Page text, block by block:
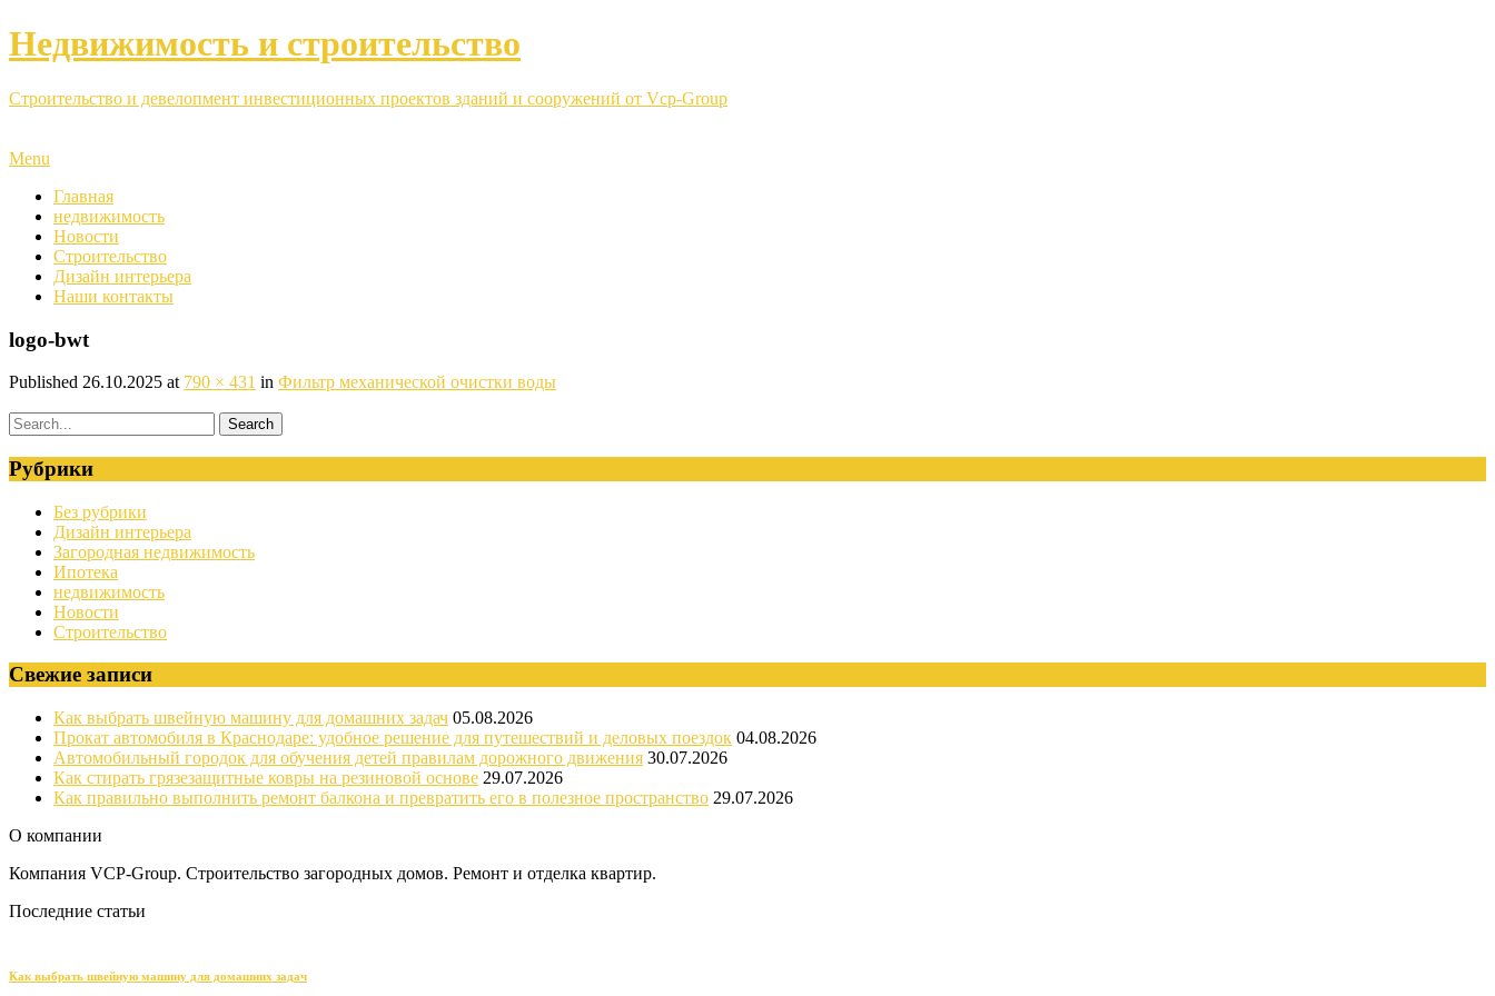
Недвижимость и строительство
Строительство и девелопмент инвестиционных проектов зданий и сооружений от Vcp-Group
Menu
Главная
недвижимость
Новости
Строительство
Дизайн интерьера
Наши контакты
logo-bwt
Published 26.10.2025 at 790 × 431 in Фильтр механической очистки воды
Рубрики
Без рубрики
Дизайн интерьера
Загородная недвижимость
Ипотека
недвижимость
Новости
Строительство
Свежие записи
Как выбрать швейную машину для домашних задач 05.08.2026
Прокат автомобиля в Краснодаре: удобное решение для путешествий и деловых поездок 04.08.2026
Автомобильный городок для обучения детей правилам дорожного движения 30.07.2026
Как стирать грязезащитные ковры на резиновой основе 29.07.2026
Как правильно выполнить ремонт балкона и превратить его в полезное пространство 29.07.2026
О компании
Компания VCP-Group. Строительство загородных домов. Ремонт и отделка квартир.
Последние статьи
Как выбрать швейную машину для домашних задач